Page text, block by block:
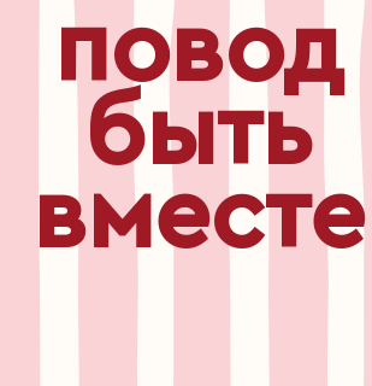
Mates
мужское обручальное кольцо
212 720 ₽ 265 900 ₽ −20%
при оплате онлайн
exclusive
повод
быть
вместе